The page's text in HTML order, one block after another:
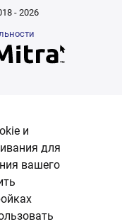
- 2026
и
для
вашего